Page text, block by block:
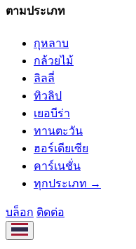
ตามประเภท
กุหลาบ
กล้วยไม้
ลิลลี่
ทิวลิป
เยอบีร่า
ทานตะวัน
ฮอร์เดียเซีย
คาร์เนชั่น
ทุกประเภท →
บล็อก ติดต่อ